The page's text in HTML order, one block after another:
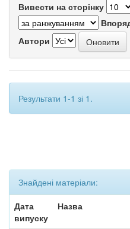
Вивести на сторінку
Автори
Результати 1-1 зі 1.
Знайдені матеріали:
Дата
випуску
Назва